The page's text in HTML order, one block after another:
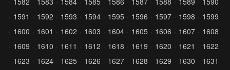
1591
1592 1593 1594 1595 1596 1597 1598
1599
1600
1601 1602 1603 1604 1605 1606 1607
1608
1609
1610 1611 1612 1618 1619 1620 1621
1622
1623
1624 1625 1626 1627 1628 1629 1630
1631